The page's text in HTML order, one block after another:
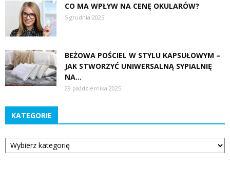
CO MA WPŁYW NA CENĘ OKULARÓW?
5 grudnia 2025
BEŻOWA POŚCIEL W STYLU KAPSUŁOWYM –
JAK STWORZYĆ UNIWERSALNĄ SYPIALNIĘ
NA...
29 października 2025
KATEGORIE
Kategorie